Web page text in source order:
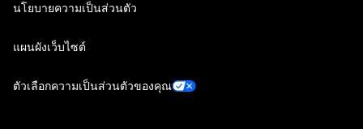
นโยบายความเป็นส่วนตัว
แผนผังเว็บไซต์
ตัวเลือกความเป็นส่วนตัวของคุณ